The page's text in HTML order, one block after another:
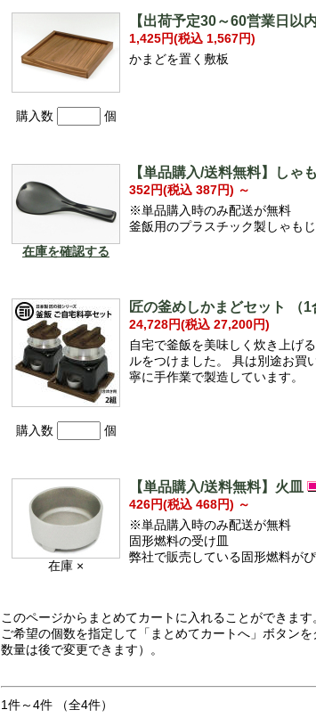
購入数 個
【出荷予定30～60営業日以
1,425円(税込 1,567円)
かまどを置く敷板
在庫を確認する
【単品購入/送料無料】しゃ
352円(税込 387円) ～
※単品購入時のみ配送が無料
釜飯用のプラスチック製しゃもじ
購入数 個
匠の釜めしかまどセット （1
24,728円(税込 27,200円)
自宅で釜飯を美味しく炊き上げ
ルをつけました。 具は別途お買
寧に手作業で製造しています。
在庫 ×
【単品購入/送料無料】火皿
426円(税込 468円) ～
※単品購入時のみ配送が無料
固形燃料の受け皿
弊社で販売している固形燃料が
このページからまとめてカートに入れることができます
ご希望の個数を指定して「まとめてカートへ」ボタン
数量は後で変更できます）。
1件～4件 （全4件）